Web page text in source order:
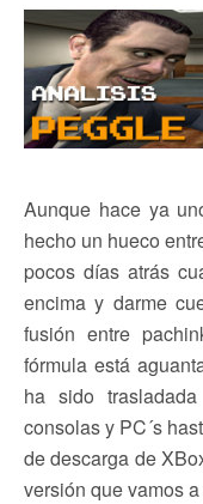
Aunque hace ya
hecho un hueco
pocos días atrás
encima y darme
fusión entre
fórmula está
ha sido
consolas y PC´s
de descarga de
versión que vamos